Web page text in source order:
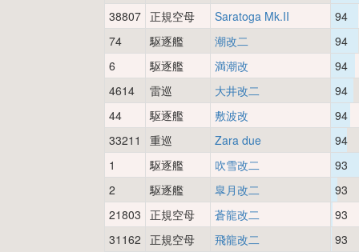
38807 正規空母 Saratoga Mk.II
94
74
駆逐艦 潮改二
94
6
駆逐艦 満潮改
94
4614
雷巡 大井改二
94
44
駆逐艦 敷波改
94
33211
重巡 Zara due
94
1
駆逐艦 吹雪改二
93
2
駆逐艦 皐月改二
93
21803 正規空母 蒼龍改二
93
31162
正規空母 飛龍改二
93